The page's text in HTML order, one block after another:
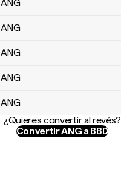
ANG
ANG
ANG
ANG
ANG
¿Quieres convertir al revés?
Convertir ANG a BBD